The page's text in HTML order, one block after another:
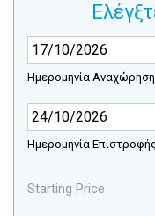
Ημερομηνία
Ημερομηνία
Starting Price